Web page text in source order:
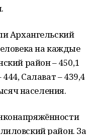
Архангельский
на каждые
район – 450,1
Салават – 439,4
населения.
район. За